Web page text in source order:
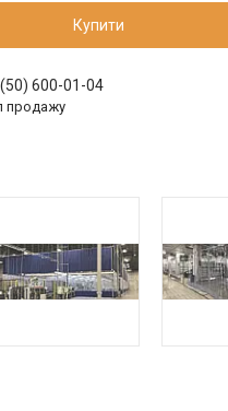
Купити
600-01-04
продажу